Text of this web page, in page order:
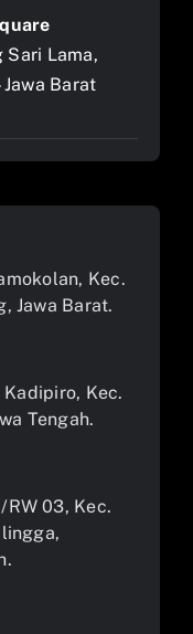
Sari Lama,
Jawa Barat
Kec.
Jawa Barat.
Kadipiro, Kec.
Tengah.
RW 03, Kec.